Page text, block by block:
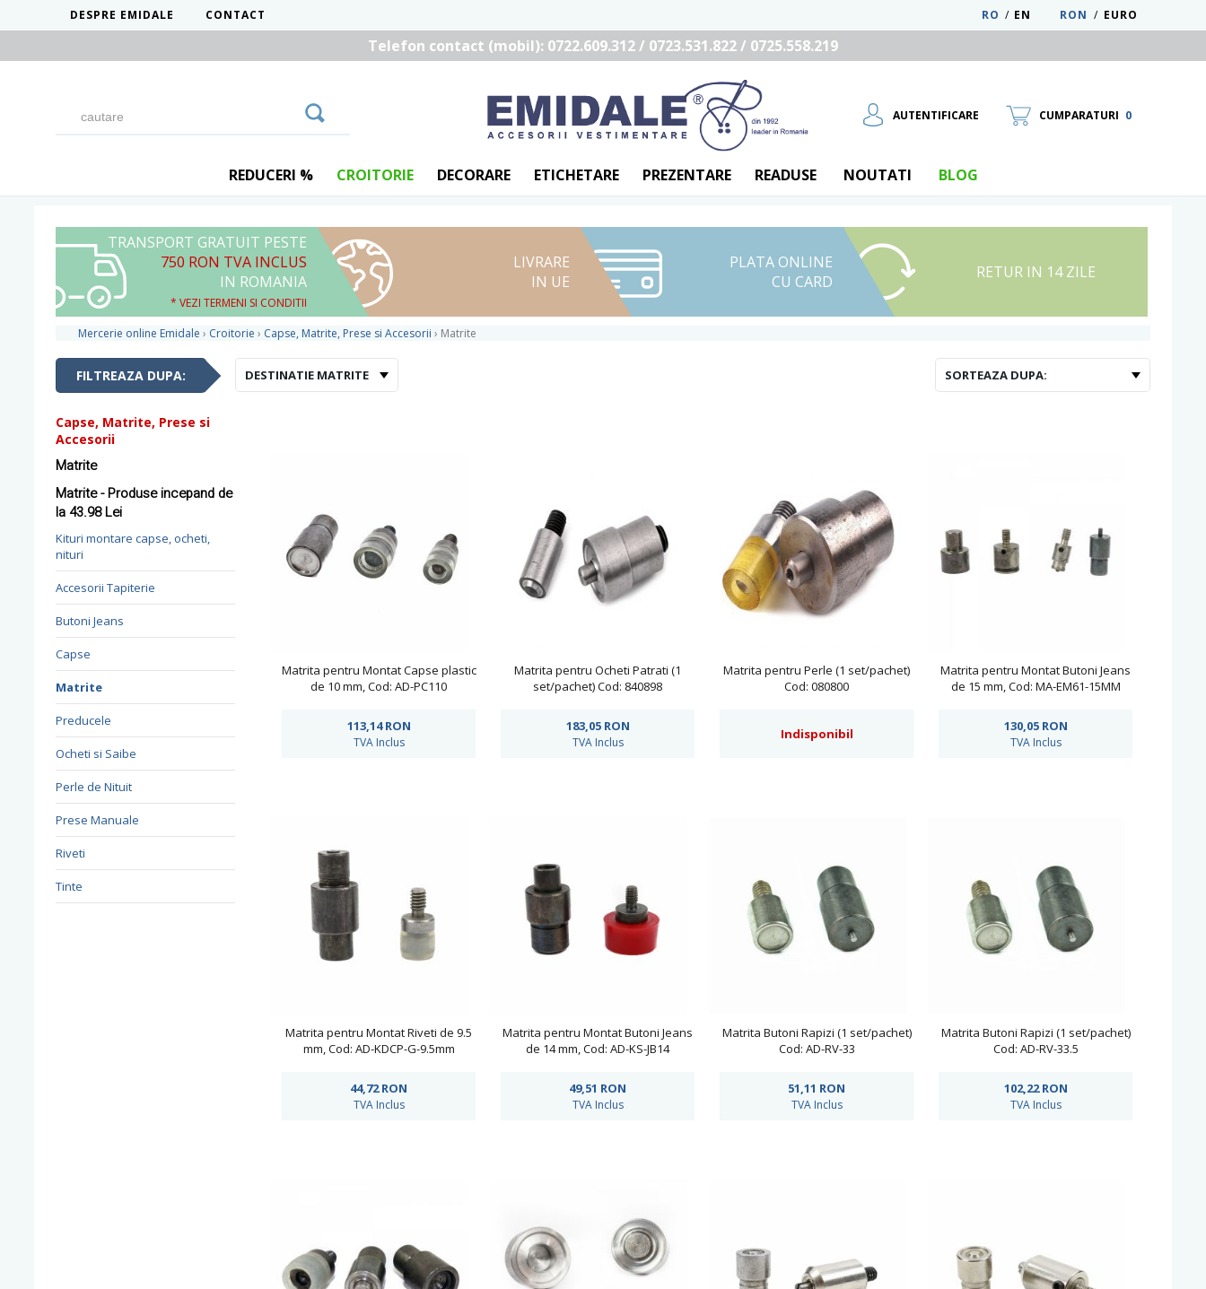
DESPRE EMIDALE CONTACT RON / EURO
EN
/
RO
Telefon contact (mobil): 0722.609.312 / 0723.531.822 / 0725.558.219
AUTENTIFICARE
UTILIZATOR NOU
RECUPEREAZA PAROLA
CUMPARATURI 0
REDUCERI % CROITORIE DECORARE ETICHETARE PREZENTARE READUSE NOUTATI BLOG
TRANSPORT GRATUIT PESTE
750 RON TVA INCLUS
IN ROMANIA
* VEZI TERMENI SI CONDITII
LIVRARE
IN UE
PLATA ONLINE
CU CARD
RETUR IN 14 ZILE
Mercerie online Emidale › Croitorie › Capse, Matrite, Prese si Accesorii › Matrite
FILTREAZA DUPA: DESTINATIE MATRITE SORTEAZA DUPA:
Capse, Matrite, Prese si
Accesorii
Matrite
Matrite - Produse incepand de
la 43.98 Lei
Kituri montare capse, ocheti,
nituri
Accesorii Tapiterie
Butoni Jeans
Capse
Matrite
Preducele
Ocheti si Saibe
Perle de Nituit
Prese Manuale
Riveti
Tinte
Matrita pentru Montat Capse plastic
de 10 mm, Cod: AD-PC110
113,14RON
TVA Inclus
Matrita pentru Ocheti Patrati (1
set/pachet) Cod: 840898
183,05 RON
TVA Inclus
Matrita pentru Perle (1 set/pachet)
Cod: 080800
Indisponibil
Matrita pentru Montat Butoni Jeans
de 15 mm, Cod: MA-EM61-15MM
130,05 RON
TVA Inclus
Matrita pentru Montat Riveti de 9.5
mm, Cod: AD-KDCP-G-9.5mm
44,72RON
TVA Inclus
Matrita pentru Montat Butoni Jeans
de 14 mm, Cod: AD-KS-JB14
49,51 RON
TVA Inclus
Matrita Butoni Rapizi (1 set/pachet)
Cod: AD-RV-33
51,11 RON
TVA Inclus
Matrita Butoni Rapizi (1 set/pachet)
Cod: AD-RV-33.5
102,22RON
TVA Inclus